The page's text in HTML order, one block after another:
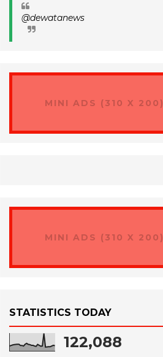
@dewatanews
MINI ADS (310 X 200)
MINI ADS (310 X 200)
STATISTICS TODAY
122,088